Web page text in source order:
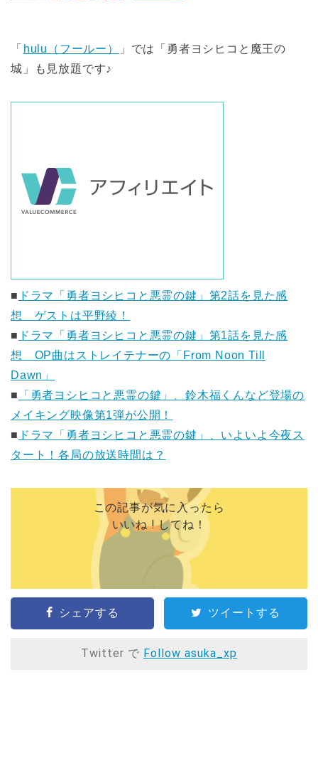
「 hulu（フールー）
」では「勇者ヨシヒコと魔王の
城」も見放題です♪
■ ドラマ「勇者ヨシヒコと悪霊の鍵」第2話を見た感
想 ゲストは平野綾！
■ ドラマ「勇者ヨシヒコと悪霊の鍵」第1話を見た感
想 OP曲はストレイテナーの「From Noon Till
Dawn」
■
「勇者ヨシヒコと悪霊の鍵」、鈴木福くんなど登場の
メイキング映像第1弾が公開！
■ ドラマ「勇者ヨシヒコと悪霊の鍵」、いよいよ今夜ス
タート！各局の放送時間は？
この記事が気に入ったら
いいね ! してね！
シェアする ツイートする
Twitter で Follow asuka_xp